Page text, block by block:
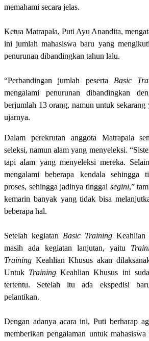
memahami secara jelas.
Ketua Matrapala, Puti Ayu Anandita,
ini jumlah mahasiswa baru yang
penurunan dibandingkan tahun lalu.
“Perbandingan jumlah peserta Basic
mengalami penurunan dibandingkan
berjumlah 13 orang, namun untuk
ujarnya.
Dalam perekrutan anggota Matrapala
seleksi, namun alam yang menyeleksi.
tapi alam yang menyeleksi mereka.
mengalami beberapa kendala sehingga
proses, sehingga jadinya tinggal segini,”
kemarin banyak yang tidak bisa
beberapa hal.
Setelah kegiatan Basic Training Keahlian
masih ada kegiatan lanjutan, yaitu
Training Keahlian Khusus akan
Untuk Training Keahlian Khusus ini
tertentu. Setelah itu ada ekspedisi
pelantikan.
Dengan adanya acara ini, Puti berharap
memberikan pengalaman untuk